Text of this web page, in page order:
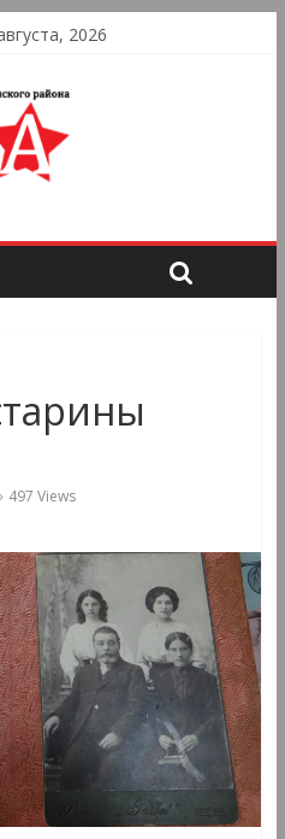
2026
497 Views